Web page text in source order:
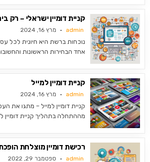
קניית דומיין ישראלי – רק
admin מרץ 16, 2024
נוכחות ברשת היא חיונית לכל
אחד הבחירות הראשונות
קניית דומיין למייל
admin מרץ 16, 2024
קניית דומיין למייל – מתגו את
מההתחלה בתהליך קניית
רכישת דומיין מוצלחת
admin ספטמבר 29, 2022